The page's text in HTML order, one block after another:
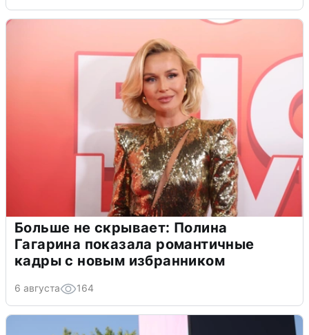
Больше не скрывает: Полина
Гагарина показала романтичные
кадры с новым избранником
6 августа 164